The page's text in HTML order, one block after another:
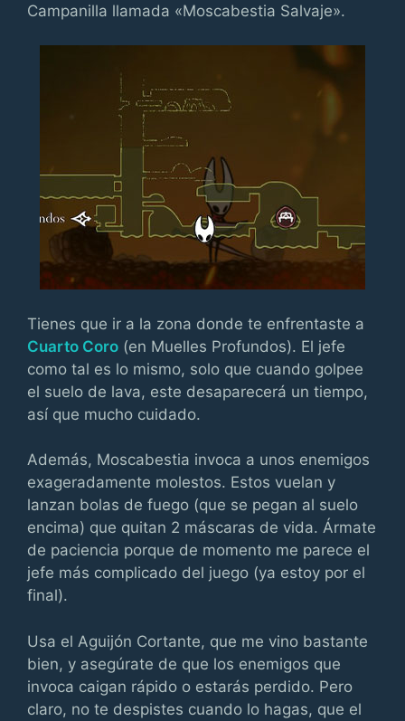
Campanilla llamada «Moscabestia Salvaje».
Tienes que ir a la zona donde te enfrentaste a
Cuarto Coro (en Muelles Profundos). El jefe
como tal es lo mismo, solo que cuando golpee
el suelo de lava, este desaparecerá un tiempo,
así que mucho cuidado.
Además, Moscabestia invoca a unos enemigos
exageradamente molestos. Estos vuelan y
lanzan bolas de fuego (que se pegan al suelo
encima) que quitan 2 máscaras de vida. Ármate
de paciencia porque de momento me parece el
jefe más complicado del juego (ya estoy por el
final).
Usa el Aguijón Cortante, que me vino bastante
bien, y asegúrate de que los enemigos que
invoca caigan rápido o estarás perdido. Pero
claro, no te despistes cuando lo hagas, que el